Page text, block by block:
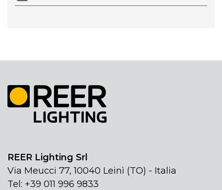
REER Lighting Srl
Via Meucci 77, 10040 Leinì (TO) - Italia
Tel: +39 011 996 9833